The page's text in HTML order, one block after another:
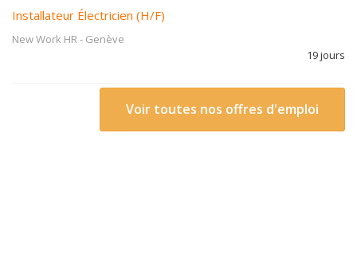
Installateur Électricien (H/F)
New Work HR- Genève
19 jours
Voir toutes nos offres d'emploi